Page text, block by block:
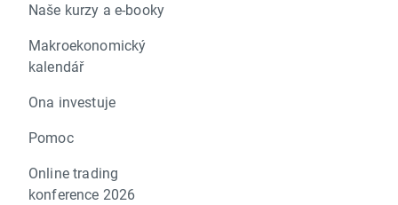
Naše kurzy a e-booky
Makroekonomický
kalendář
Ona investuje
Pomoc
Online trading
konference 2026